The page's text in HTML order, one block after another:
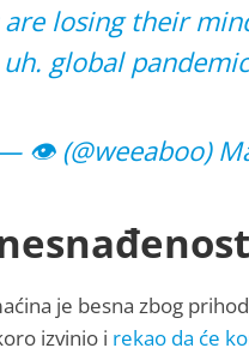
losing their
global
👁️ (@weeaboo)
je besna zbog
izvinio i rekao da će